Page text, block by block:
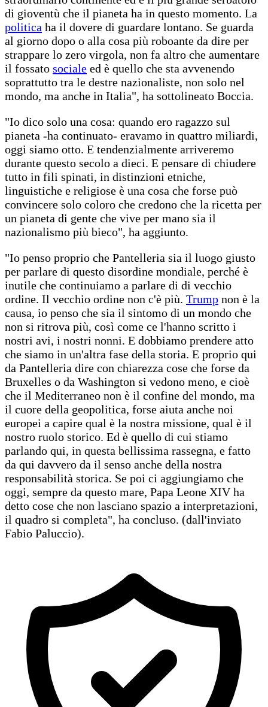
di gioventù che il pianeta ha in questo momento. La
politica ha il dovere di guardare lontano. Se guarda
al giorno dopo o alla cosa più roboante da dire per
strappare lo zero virgola, non fa altro che aumentare
il fossato sociale ed è quello che sta avvenendo
soprattutto tra le destre nazionaliste, non solo nel
mondo, ma anche in Italia", ha sottolineato Boccia.
"Io dico solo una cosa: quando ero ragazzo sul
pianeta -ha continuato- eravamo in quattro miliardi,
oggi siamo otto. E tendenzialmente arriveremo
durante questo secolo a dieci. E pensare di chiudere
tutto in fili spinati, in distinzioni etniche,
linguistiche e religiose è una cosa che forse può
convincere solo coloro che credono che la ricetta per
un pianeta di gente che vive per mano sia il
nazionalismo più bieco", ha aggiunto.
"Io penso proprio che Pantelleria sia il luogo giusto
per parlare di questo disordine mondiale, perché è
inutile che continuiamo a parlare di di vecchio
ordine. Il vecchio ordine non c'è più. Trump non è la
causa, io penso che sia il sintomo di un mondo che
non si ritrova più, così come ce l'hanno scritto i
nostri avi, i nostri nonni. E dobbiamo prendere atto
che siamo in un'altra fase della storia. E proprio qui
da Pantelleria dire con chiarezza cose che forse da
Bruxelles o da Washington si vedono meno, e cioè
che il Mediterraneo non è il confine del mondo, ma
il cuore della geopolitica, forse aiuta anche noi
europei a capire qual è la nostra missione, qual è il
nostro ruolo storico. Ed è quello di cui stiamo
parlando qui, in questa bellissima rassegna, e fatto
da qui davvero da il senso anche della nostra
responsabilità storica. Se poi ci aggiungiamo che
oggi, sempre da questo mare, Papa Leone XIV ha
detto cose che non lasciano spazio a interpretazioni,
il quadro si completa", ha concluso. (dall'inviato
Fabio Paluccio).